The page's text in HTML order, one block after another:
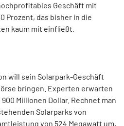
Geschäft mit
Prozent, das bisher in die
kaum mit einfließt.
will sein Solarpark-Geschäft
bringen. Experten erwarten
Millionen Dollar. Rechnet man
Solarparks von
von 524 Megawatt um,